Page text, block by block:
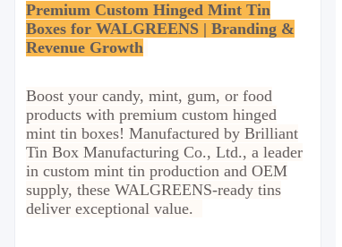
Premium Custom Hinged Mint Tin
Boxes for WALGREENS | Branding &
Revenue Growth
Boost your candy, mint, gum, or food
products with premium custom hinged
mint tin boxes! Manufactured by Brilliant
Tin Box Manufacturing Co., Ltd., a leader
in custom mint tin production and OEM
supply, these WALGREENS-ready tins
deliver exceptional value.